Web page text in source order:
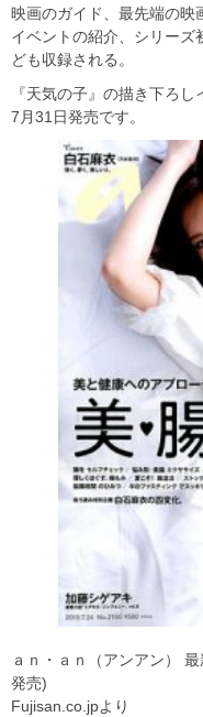
映画のガイド、最先端の映
イベントの紹介、シリーズ
ども収録される。
『天気の子』の描き下ろ
7月31日発売です。
ａｎ・ａｎ（アンアン）
発売)
Fujisan.co.jpより